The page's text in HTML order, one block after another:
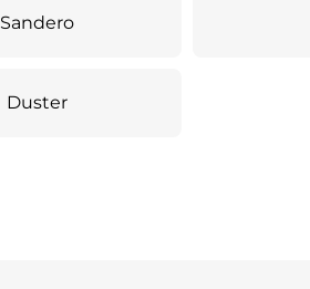
Sandero
Duster